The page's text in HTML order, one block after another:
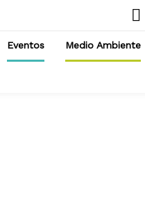
Eventos Medio Ambiente